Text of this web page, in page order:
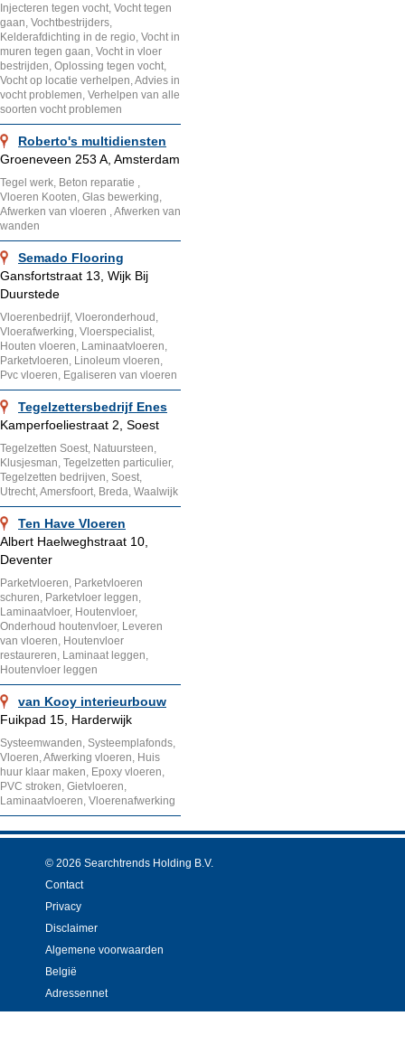
Injecteren tegen vocht, Vocht tegen
gaan, Vochtbestrijders,
Kelderafdichting in de regio, Vocht in
muren tegen gaan, Vocht in vloer
bestrijden, Oplossing tegen vocht,
Vocht op locatie verhelpen, Advies in
vocht problemen, Verhelpen van alle
soorten vocht problemen
Roberto's multidiensten
Groeneveen 253 A, Amsterdam
Tegel werk, Beton reparatie ,
Vloeren Kooten, Glas bewerking,
Afwerken van vloeren , Afwerken van
wanden
Semado Flooring
Gansfortstraat 13, Wijk Bij
Duurstede
Vloerenbedrijf, Vloeronderhoud,
Vloerafwerking, Vloerspecialist,
Houten vloeren, Laminaatvloeren,
Parketvloeren, Linoleum vloeren,
Pvc vloeren, Egaliseren van vloeren
Tegelzettersbedrijf Enes
Kamperfoeliestraat 2, Soest
Tegelzetten Soest, Natuursteen,
Klusjesman, Tegelzetten particulier,
Tegelzetten bedrijven, Soest,
Utrecht, Amersfoort, Breda, Waalwijk
Ten Have Vloeren
Albert Haelweghstraat 10,
Deventer
Parketvloeren, Parketvloeren
schuren, Parketvloer leggen,
Laminaatvloer, Houtenvloer,
Onderhoud houtenvloer, Leveren
van vloeren, Houtenvloer
restaureren, Laminaat leggen,
Houtenvloer leggen
van Kooy interieurbouw
Fuikpad 15, Harderwijk
Systeemwanden, Systeemplafonds,
Vloeren, Afwerking vloeren, Huis
huur klaar maken, Epoxy vloeren,
PVC stroken, Gietvloeren,
Laminaatvloeren, Vloerenafwerking
© 2026 Searchtrends Holding B.V.
Contact
Privacy
Disclaimer
Algemene voorwaarden
België
Adressennet